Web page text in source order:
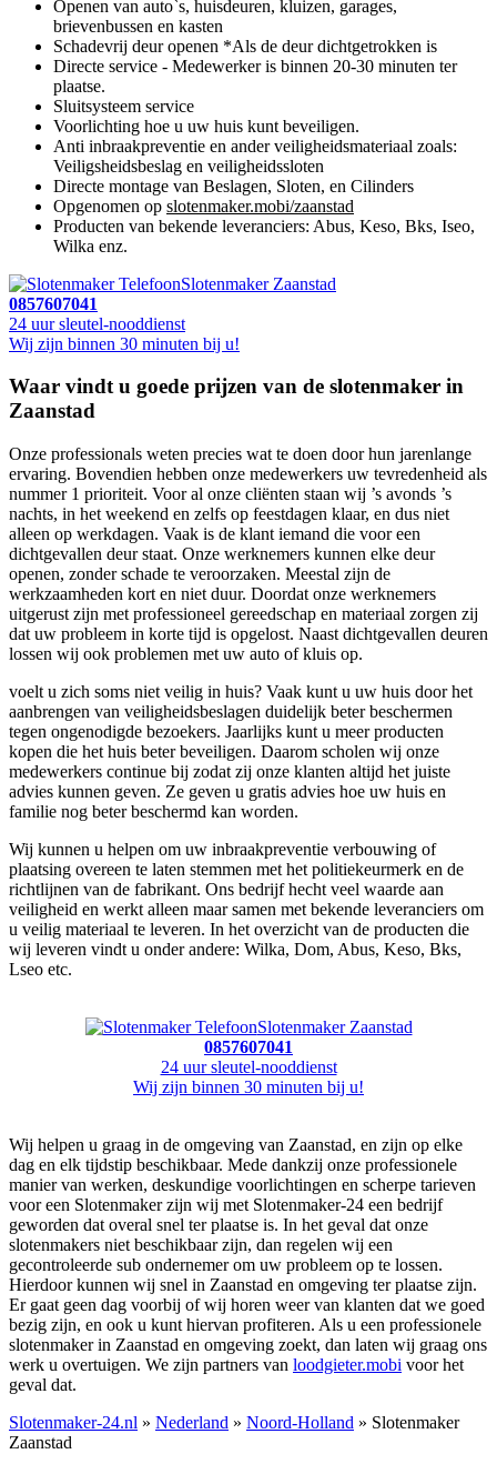
Openen van auto`s, huisdeuren, kluizen, garages,
brievenbussen en kasten
Schadevrij deur openen *Als de deur dichtgetrokken is
Directe service - Medewerker is binnen 20-30 minuten ter
plaatse.
Sluitsysteem service
Voorlichting hoe u uw huis kunt beveiligen.
Anti inbraakpreventie en ander veiligheidsmateriaal zoals:
Veiligsheidsbeslag en veiligheidssloten
Directe montage van Beslagen, Sloten, en Cilinders
Opgenomen op slotenmaker.mobi/zaanstad
Producten van bekende leveranciers: Abus, Keso, Bks, Iseo,
Wilka enz.
Slotenmaker Zaanstad
0857607041
24 uur sleutel-nooddienst
Wij zijn binnen 30 minuten bij u!
Waar vindt u goede prijzen van de slotenmaker in
Zaanstad
Onze professionals weten precies wat te doen door hun jarenlange
ervaring. Bovendien hebben onze medewerkers uw tevredenheid als
nummer 1 prioriteit. Voor al onze cliënten staan wij ’s avonds ’s
nachts, in het weekend en zelfs op feestdagen klaar, en dus niet
alleen op werkdagen. Vaak is de klant iemand die voor een
dichtgevallen deur staat. Onze werknemers kunnen elke deur
openen, zonder schade te veroorzaken. Meestal zijn de
werkzaamheden kort en niet duur. Doordat onze werknemers
uitgerust zijn met professioneel gereedschap en materiaal zorgen zij
dat uw probleem in korte tijd is opgelost. Naast dichtgevallen deuren
lossen wij ook problemen met uw auto of kluis op.
voelt u zich soms niet veilig in huis? Vaak kunt u uw huis door het
aanbrengen van veiligheidsbeslagen duidelijk beter beschermen
tegen ongenodigde bezoekers. Jaarlijks kunt u meer producten
kopen die het huis beter beveiligen. Daarom scholen wij onze
medewerkers continue bij zodat zij onze klanten altijd het juiste
advies kunnen geven. Ze geven u gratis advies hoe uw huis en
familie nog beter beschermd kan worden.
Wij kunnen u helpen om uw inbraakpreventie verbouwing of
plaatsing overeen te laten stemmen met het politiekeurmerk en de
richtlijnen van de fabrikant. Ons bedrijf hecht veel waarde aan
veiligheid en werkt alleen maar samen met bekende leveranciers om
u veilig materiaal te leveren. In het overzicht van de producten die
wij leveren vindt u onder andere: Wilka, Dom, Abus, Keso, Bks,
Lseo etc.
Slotenmaker Zaanstad
0857607041
24 uur sleutel-nooddienst
Wij zijn binnen 30 minuten bij u!
Wij helpen u graag in de omgeving van Zaanstad, en zijn op elke
dag en elk tijdstip beschikbaar. Mede dankzij onze professionele
manier van werken, deskundige voorlichtingen en scherpe tarieven
voor een Slotenmaker zijn wij met Slotenmaker-24 een bedrijf
geworden dat overal snel ter plaatse is. In het geval dat onze
slotenmakers niet beschikbaar zijn, dan regelen wij een
gecontroleerde sub ondernemer om uw probleem op te lossen.
Hierdoor kunnen wij snel in Zaanstad en omgeving ter plaatse zijn.
Er gaat geen dag voorbij of wij horen weer van klanten dat we goed
bezig zijn, en ook u kunt hiervan profiteren. Als u een professionele
slotenmaker in Zaanstad en omgeving zoekt, dan laten wij graag ons
werk u overtuigen. We zijn partners van loodgieter.mobi voor het
geval dat.
Slotenmaker-24.nl » Nederland » Noord-Holland » Slotenmaker
Zaanstad